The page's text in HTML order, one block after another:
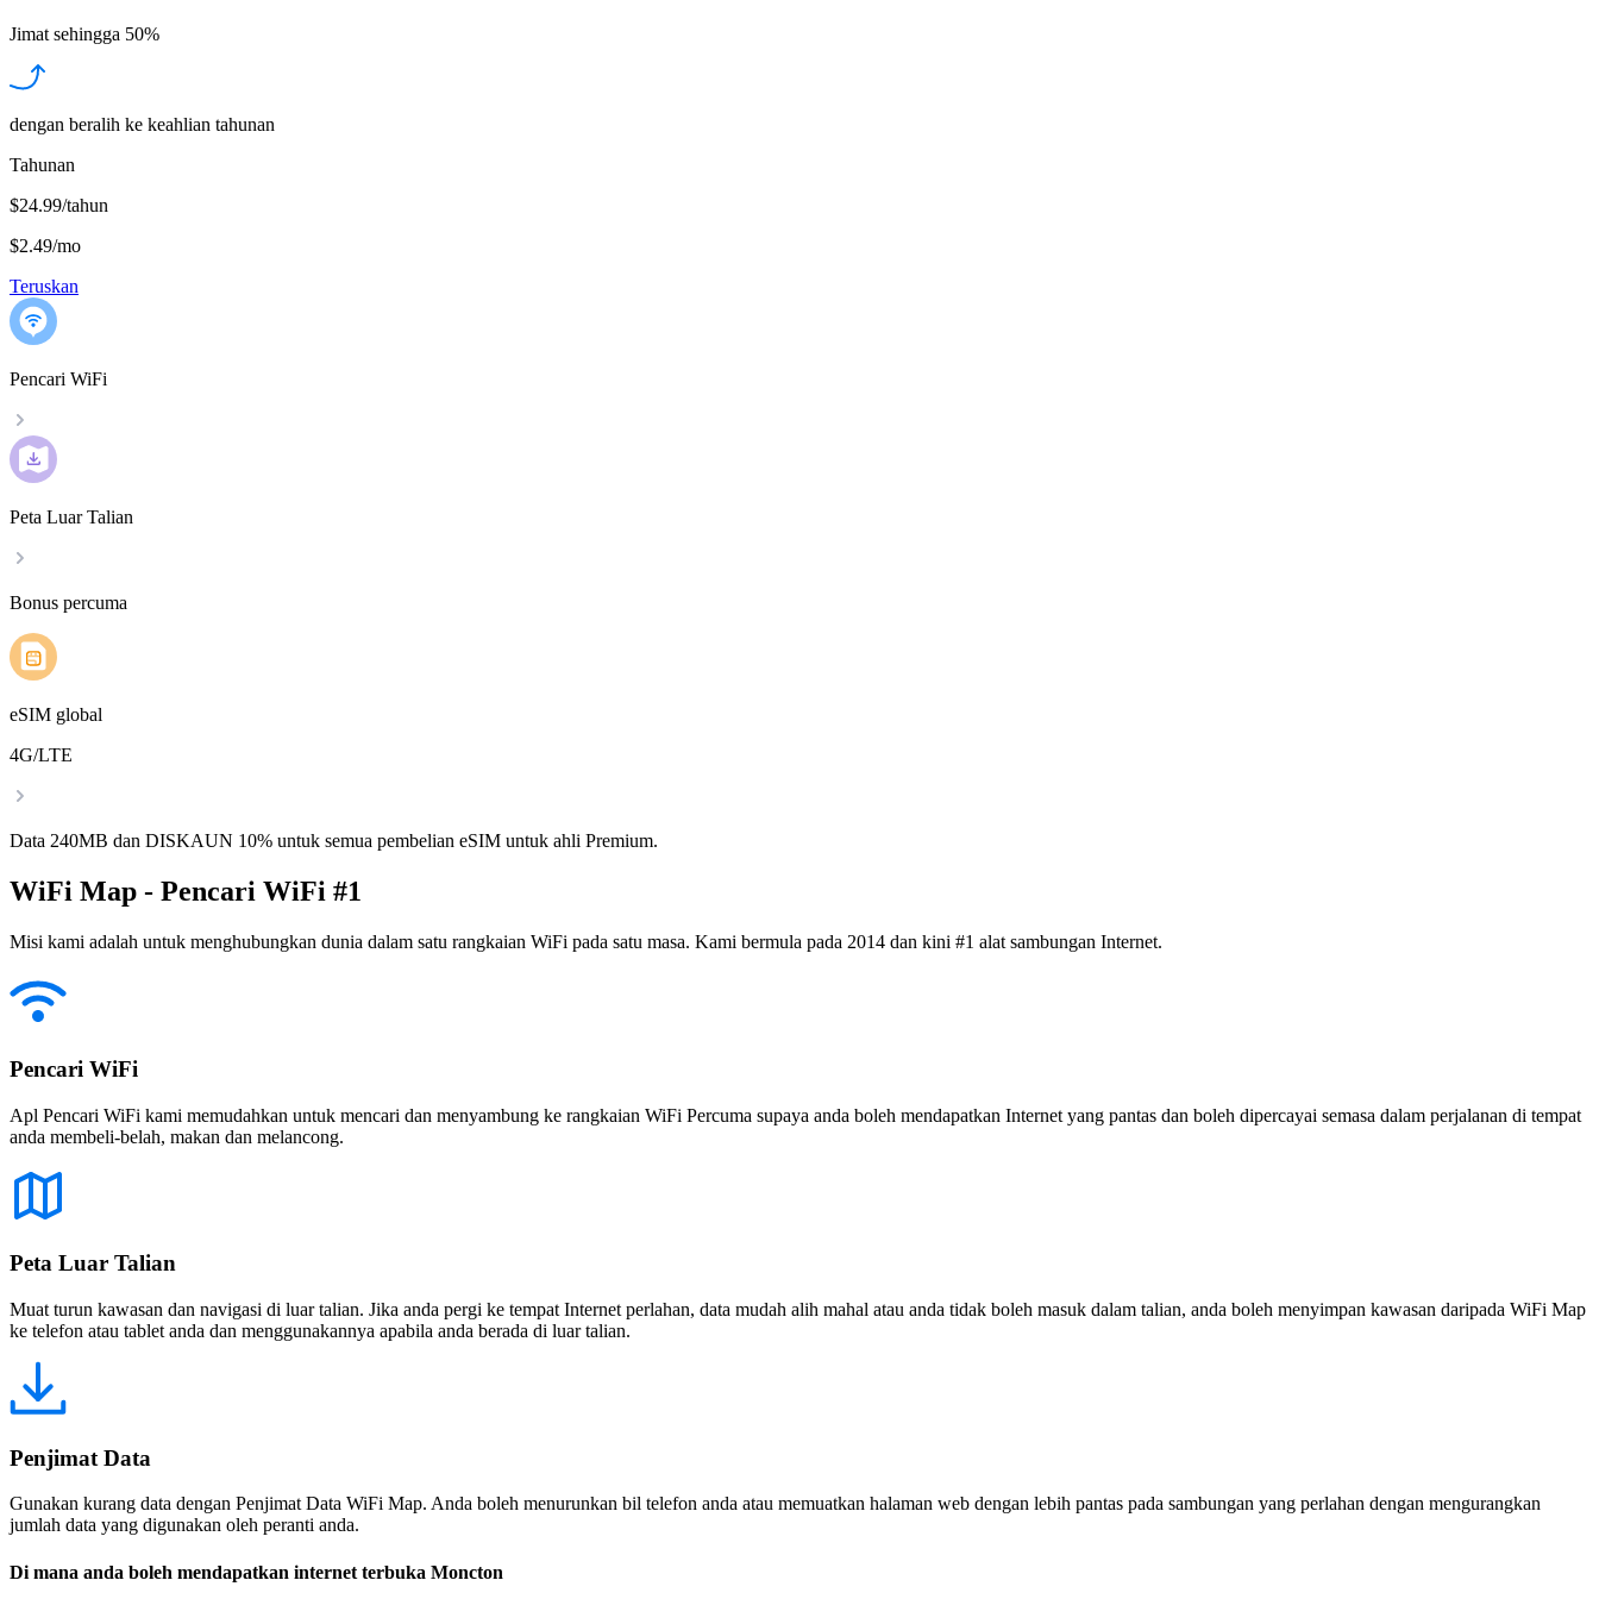
Jimat sehingga 50%
dengan beralih ke keahlian tahunan
Tahunan
$24.99/tahun
$2.49/mo
Teruskan
Pencari WiFi
Peta Luar Talian
Bonus percuma
eSIM global
4G/LTE
Data 240MB dan DISKAUN 10% untuk semua pembelian eSIM untuk ahli Premium.
WiFi Map - Pencari WiFi #1
Misi kami adalah untuk menghubungkan dunia dalam satu rangkaian WiFi pada satu masa. Kami bermula pada 2014 dan kini #1 alat sambungan Internet.
Pencari WiFi
Apl Pencari WiFi kami memudahkan untuk mencari dan menyambung ke rangkaian WiFi Percuma supaya anda boleh mendapatkan Internet yang pantas dan boleh dipercayai semasa dalam perjalanan di tempat
anda membeli-belah, makan dan melancong.
Peta Luar Talian
Muat turun kawasan dan navigasi di luar talian. Jika anda pergi ke tempat Internet perlahan, data mudah alih mahal atau anda tidak boleh masuk dalam talian, anda boleh menyimpan kawasan daripada WiFi Map
ke telefon atau tablet anda dan menggunakannya apabila anda berada di luar talian.
Penjimat Data
Gunakan kurang data dengan Penjimat Data WiFi Map. Anda boleh menurunkan bil telefon anda atau memuatkan halaman web dengan lebih pantas pada sambungan yang perlahan dengan mengurangkan
jumlah data yang digunakan oleh peranti anda.
Di mana anda boleh mendapatkan internet terbuka Moncton